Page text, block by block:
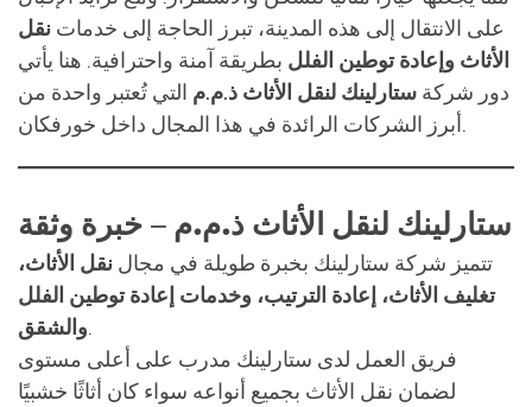
على الانتقال إلى هذه المدينة، تبرز الحاجة إلى خدمات نقل
الأثاث وإعادة توطين الفلل بطريقة آمنة واحترافية. هنا يأتي
دور شركة ستارلينك لنقل الأثاث ذ.م.م التي تُعتبر واحدة من
أبرز الشركات الرائدة في هذا المجال داخل خورفكان.
ستارلينك لنقل الأثاث ذ.م.م – خبرة وثقة
تتميز شركة ستارلينك بخبرة طويلة في مجال نقل الأثاث،
تغليف الأثاث، إعادة الترتيب، وخدمات إعادة توطين الفلل
والشقق.
فريق العمل لدى ستارلينك مدرب على أعلى مستوى
لضمان نقل الأثاث بجميع أنواعه سواء كان أثاثًا خشبيًا